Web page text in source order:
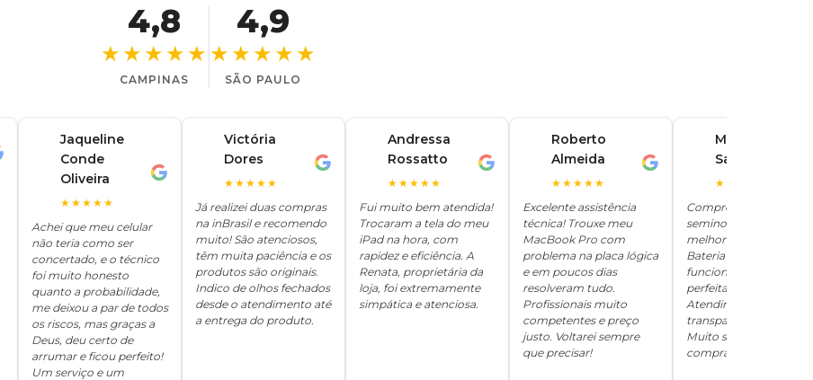
4,8
★★★★★
CAMPINAS
4,9
★★★★★
SÃO PAULO
Jaqueline
Conde
Oliveira
★★★★★
Achei que meu celular
não teria como ser
concertado, e o técnico
foi muito honesto
quanto a probabilidade,
me deixou a par de todos
os riscos, mas graças a
Deus, deu certo de
arrumar e ficou perfeito!
Um serviço e um
Victória
Dores
★★★★★
Já realizei duas compras
na inBrasil e recomendo
muito! São atenciosos,
têm muita paciência e os
produtos são originais.
Indico de olhos fechados
desde o atendimento até
a entrega do produto.
Andressa
Rossatto
★★★★★
Fui muito bem atendida!
Trocaram a tela do meu
iPad na hora, com
rapidez e eficiência. A
Renata, proprietária da
loja, foi extremamente
simpática e atenciosa.
Roberto
Almeida
★★★★★
Excelente assistência
técnica! Trouxe meu
MacBook Pro com
problema na placa lógica
e em poucos dias
resolveram tudo.
Profissionais muito
competentes e preço
justo. Voltarei sempre
que precisar!
Marina
Santos
★★★★★
Comprei um iPhone
seminovo aqui e ficou
melhor que novo.
Bateria 100%, tudo
funcionando
perfeitamente.
Atendimento
transparente e
Muito satisfeita com a
compra!